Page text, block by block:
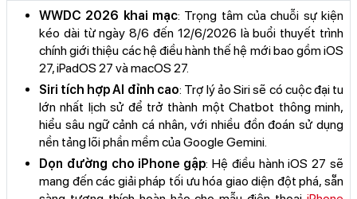
WWDC 2026 khai mạc: Trọng tâm của chuỗi sự kiện
kéo dài từ ngày 8/6 đến 12/6/2026 là buổi thuyết trình
chính giới thiệu các hệ điều hành thế hệ mới bao gồm iOS
27, iPadOS 27 và macOS 27.
Siri tích hợp AI đỉnh cao: Trợ lý ảo Siri sẽ có cuộc đại tu
lớn nhất lịch sử để trở thành một Chatbot thông minh,
hiểu sâu ngữ cảnh cá nhân, với nhiều đồn đoán sử dụng
nền tảng lõi phần mềm của Google Gemini.
Dọn đường cho iPhone gập: Hệ điều hành iOS 27 sẽ
mang đến các giải pháp tối ưu hóa giao diện đột phá, sẵn